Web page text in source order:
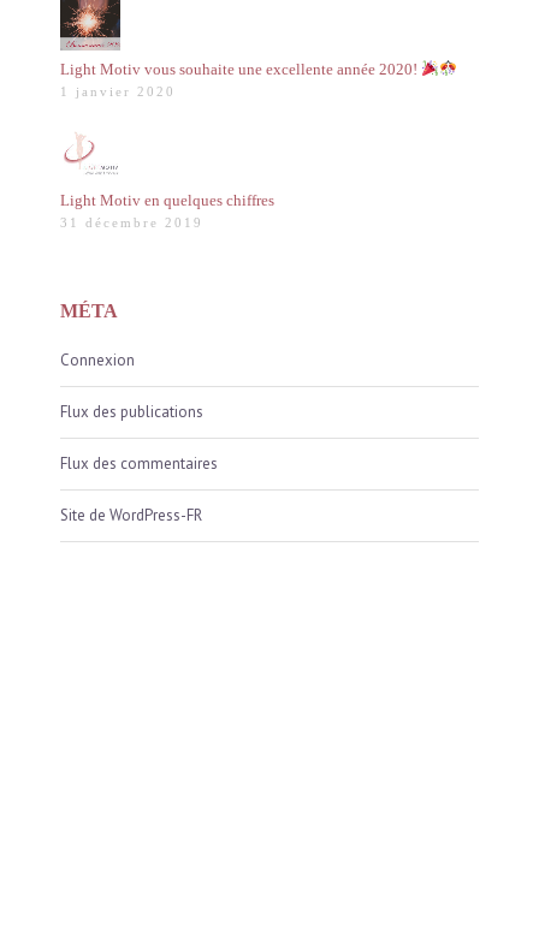
Light Motiv vous souhaite une excellente année 2020!
1 janvier 2020
Light Motiv en quelques chiffres
31 décembre 2019
MÉTA
Connexion
Flux des publications
Flux des commentaires
Site de WordPress-FR